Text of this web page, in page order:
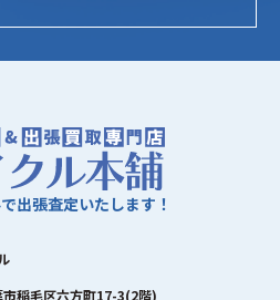
出張査定いたします！
稲毛区六方町17-3(2階)